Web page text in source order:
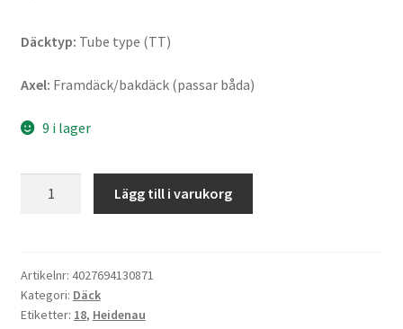
Däcktyp: Tube type (TT)
Axel: Framdäck/bakdäck (passar båda)
9 i lager
3.50
-
18
Lägg till i varukorg
Artikelnr: 4027694130871
Kategori: Däck
Etiketter: 18, Heidenau